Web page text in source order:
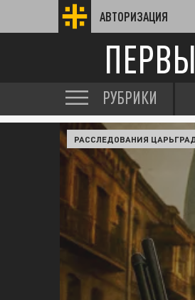
АВТОРИЗАЦИЯ
РУБРИКИ
РАССЛЕДОВАНИЯ